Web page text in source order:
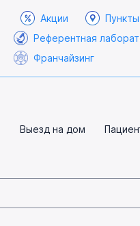
Акции
Референтная
Франчайзинг
Выезд на дом